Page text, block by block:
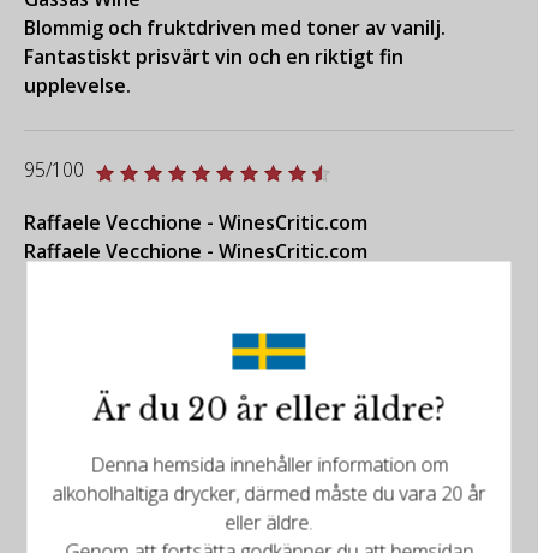
Blommig och fruktdriven med toner av vanilj.
Fantastiskt prisvärt vin och en riktigt fin
upplevelse.
95/100
Raffaele Vecchione - WinesCritic.com
Raffaele Vecchione - WinesCritic.com
Det finns mer att upptäcka
Relaterade produkter
Är du 20 år eller äldre?
Denna hemsida innehåller information om
alkoholhaltiga drycker, därmed måste du vara 20 år
eller äldre.